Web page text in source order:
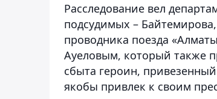
Расследование вел
подсудимых –
проводника поезда
Ауеловым, который также
сбыта героин,
якобы привлек к своим